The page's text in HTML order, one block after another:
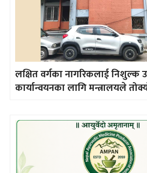
लक्षित वर्गका नागरिकलाई निशुल्क
कार्यान्वयनका लागि मन्त्रालयले